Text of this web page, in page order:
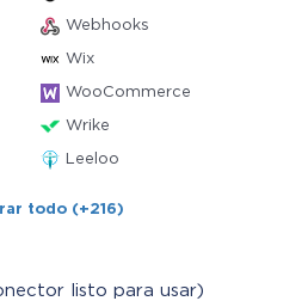
Webhooks
Wix
WooCommerce
Wrike
Leeloo
todo (+216)
listo para usar)